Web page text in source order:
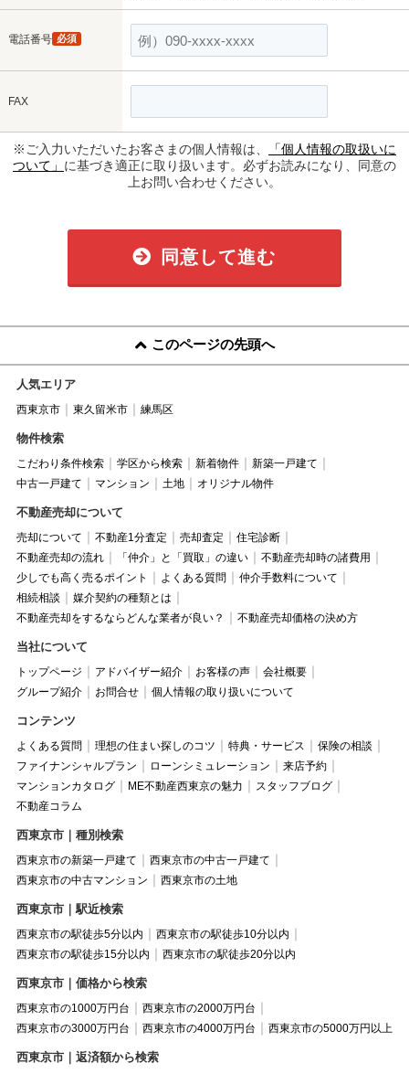
電話番号 必須
FAX
※ご入力いただいたお客さまの個人情報は、
「個人情報の取扱いに
ついて」 に基づき適正に取り扱います。必ずお読みになり、同意の
上お問い合わせください。
同意して進む
このページの先頭へ
人気エリア
西東京市 東久留米市 練馬区
物件検索
こだわり条件検索 学区から検索 新着物件
新築一戸建て
中古一戸建て
マンション 土地 オリジナル物件
不動産売却について
売却について 不動産1分査定 売却査定
住宅診断
不動産売却の流れ
「仲介」と「買取」の違い
不動産売却時の諸費用
少しでも高く売るポイント
よくある質問
仲介手数料について
相続相談
媒介契約の種類とは
不動産売却をするならどんな業者が良い？
不動産売却価格の決め方
当社について
トップページ アドバイザー紹介 お客様の声
会社概要
グループ紹介
お問合せ 個人情報の取り扱いについて
コンテンツ
よくある質問 理想の住まい探しのコツ 特典・サービス
保険の相談
ファイナンシャルプラン
ローンシミュレーション
来店予約
マンションカタログ
ME不動産西東京の魅力
スタッフブログ
不動産コラム
西東京市｜種別検索
西東京市の新築一戸建て
西東京市の中古一戸建て
西東京市の中古マンション
西東京市の土地
西東京市｜駅近検索
西東京市の駅徒歩5分以内
西東京市の駅徒歩10分以内
西東京市の駅徒歩15分以内
西東京市の駅徒歩20分以内
西東京市｜価格から検索
西東京市の1000万円台
西東京市の2000万円台
西東京市の3000万円台
西東京市の4000万円台 西東京市の5000万円以上
西東京市｜返済額から検索